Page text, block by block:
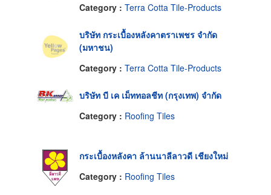
Category : Terra Cotta Tile-Products
บริษัท กระเบื้องหลังคาตราเพชร จำกัด
(มหาชน)
Category : Terra Cotta Tile-Products
บริษัท บี เค เม็ททอลชีท (กรุงเทพ) จำกัด
Category : Roofing Tiles
กระเบื้องหลังคา ล้านนาลีลาวดี เชียงใหม่
Category : Roofing Tiles